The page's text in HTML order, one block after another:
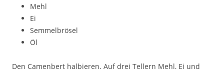
Mehl
Ei
Semmelbrösel
Öl
Den Camenbert halbieren. Auf drei Tellern Mehl, Ei und